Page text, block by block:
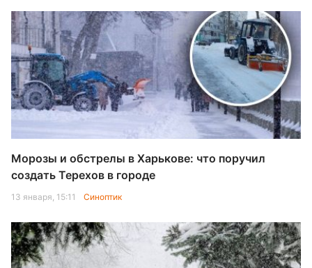
Морозы и обстрелы в Харькове: что поручил
создать Терехов в городе
13 января, 15:11 Синоптик